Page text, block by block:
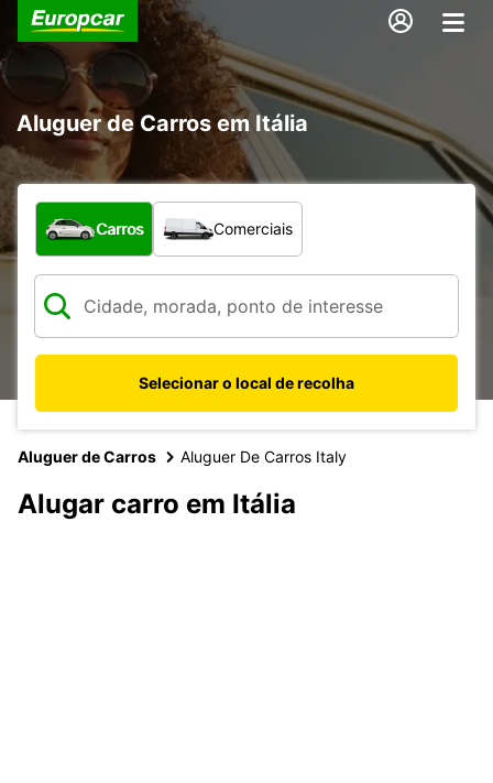
Aluguer de Carros em Itália
Que tipo de veículo pretende?
Carros Comerciais
Selecionar o local de recolha
Aluguer de Carros Aluguer De Carros Italy
Alugar carro em Itália